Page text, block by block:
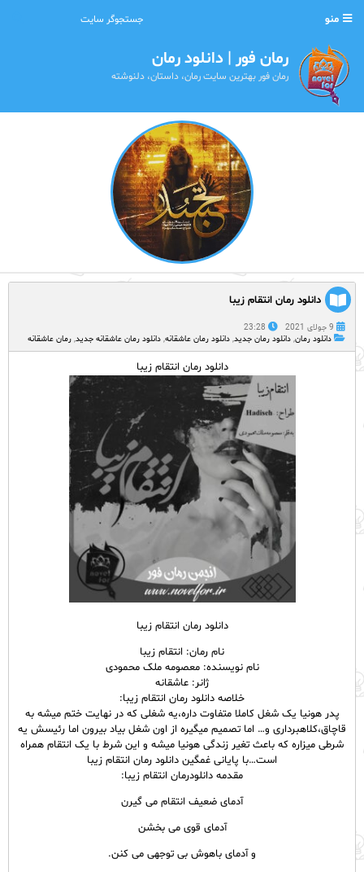
منو
رمان فور | دانلود رمان
رمان فور بهترین سایت رمان، داستان، دلنوشته
دانلود رمان انتقام زیبا
9 جولای 2021
23:28
دانلود رمان, دانلود رمان جدید, دانلود رمان عاشقانه, دانلود رمان عاشقانه جدید, رمان عاشقانه
دانلود رمان انتقام زیبا
دانلود رمان انتقام زیبا
نام رمان: انتقام زیبا
نام نویسنده: معصومه ملک محمودی
ژانر: عاشقانه
خلاصه دانلود رمان انتقام زیبا:
پدر هونیا یک شغل کاملا متفاوت داره،یه شغلی که در نهایت ختم میشه به
قاچاق،کلاهبرداری و… اما تصمیم میگیره از اون شغل بیاد بیرون اما رئیسش یه
شرطی میزاره که باعث تغیر زندگی هونیا میشه و این شرط با یک انتقام همراه
است…با پایانی غمگین دانلود رمان انتقام زیبا
مقدمه دانلودرمان انتقام زیبا:
آدمای ضعیف انتقام می گیرن
آدمای قوی می بخشن
و آدمای باهوش بی توجهی می کنن.